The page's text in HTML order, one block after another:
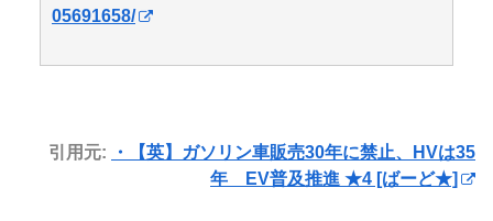
05691658/
引用元:
・【英】ガソリン車販売30年に禁止、HVは35
年 EV普及推進 ★4 [ばーど★]